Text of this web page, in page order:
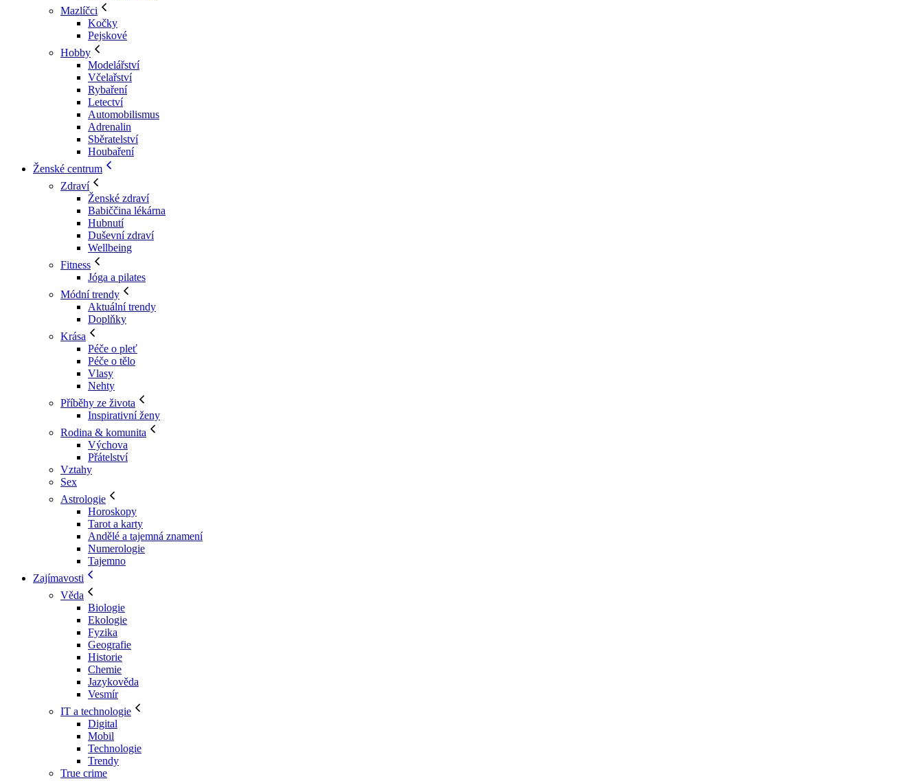
Mazlíčci
Kočky
Pejskové
Hobby
Modelářství
Včelařství
Rybaření
Letectví
Automobilismus
Adrenalin
Sběratelství
Houbaření
Ženské centrum
Zdraví
Ženské zdraví
Babiččina lékárna
Hubnutí
Duševní zdraví
Wellbeing
Fitness
Jóga a pilates
Módní trendy
Aktuální trendy
Doplňky
Krása
Péče o pleť
Péče o tělo
Vlasy
Nehty
Příběhy ze života
Inspirativní ženy
Rodina & komunita
Výchova
Přátelství
Vztahy
Sex
Astrologie
Horoskopy
Tarot a karty
Andělé a tajemná znamení
Numerologie
Tajemno
Zajímavosti
Věda
Biologie
Ekologie
Fyzika
Geografie
Historie
Chemie
Jazykověda
Vesmír
IT a technologie
Digital
Mobil
Technologie
Trendy
True crime